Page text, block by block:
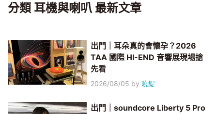
分類 耳機與喇叭 最新文章
出門｜耳朵真的會懷孕？2026
TAA 國際 HI-END 音響展現場搶
先看
2026/08/05 by 曉緹
出門｜soundcore Liberty 5 Pro